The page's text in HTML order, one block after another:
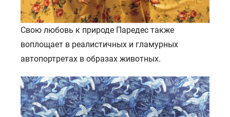
Свою любовь к природе Паредес также
воплощает в реалистичных и гламурных
автопортретах в образах животных.